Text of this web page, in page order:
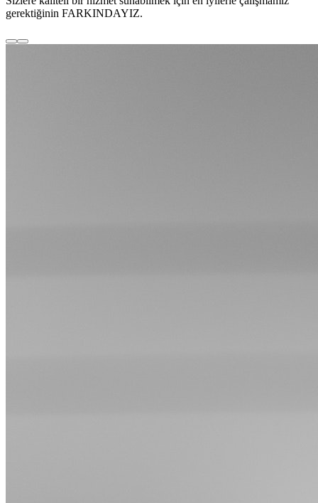
gerektiğinin FARKINDAYIZ.